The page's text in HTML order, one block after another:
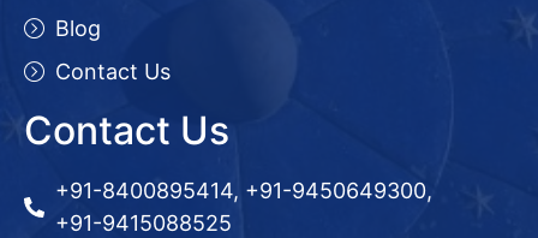
Blog
Contact Us
Contact Us
+91-8400895414, +91-9450649300,
+91-9415088525